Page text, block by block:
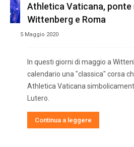
Athletica Vaticana, ponte
Wittenberg e Roma
5 Maggio 2020
In questi giorni di maggio a
calendario una "classica" corsa
Athletica Vaticana
Lutero.
Continua a leggere